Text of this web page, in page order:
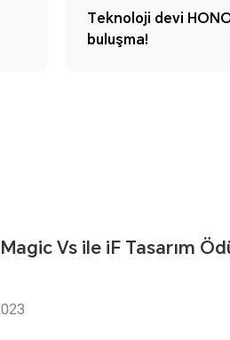
Teknoloji devi
buluşma!
Vs ile iF Tasarım